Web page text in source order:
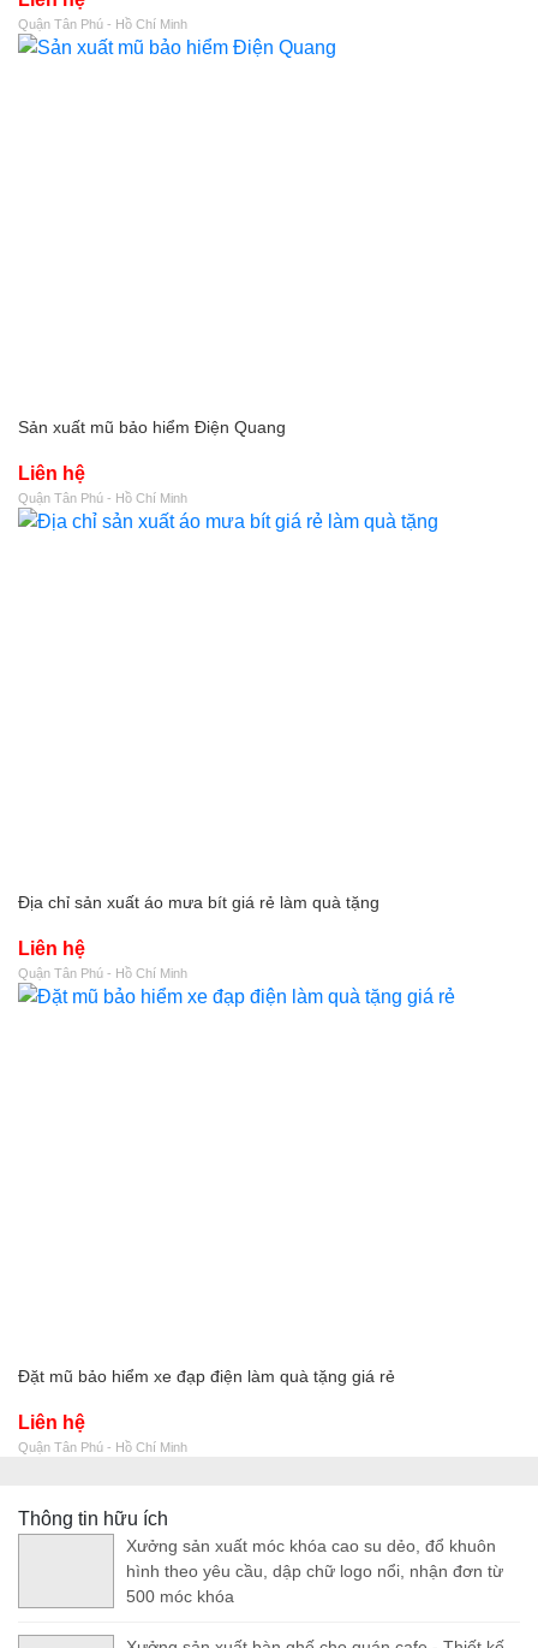
Quận Tân Phú - Hồ Chí Minh
Sản xuất mũ bảo hiểm Điện Quang
Liên hệ
Quận Tân Phú - Hồ Chí Minh
Địa chỉ sản xuất áo mưa bít giá rẻ làm quà tặng
Liên hệ
Quận Tân Phú - Hồ Chí Minh
Đặt mũ bảo hiểm xe đạp điện làm quà tặng giá rẻ
Liên hệ
Quận Tân Phú - Hồ Chí Minh
Thông tin hữu ích
Xưởng sản xuất móc khóa cao su dẻo, đổ khuôn
hình theo yêu cầu, dập chữ logo nổi, nhận đơn từ
500 móc khóa